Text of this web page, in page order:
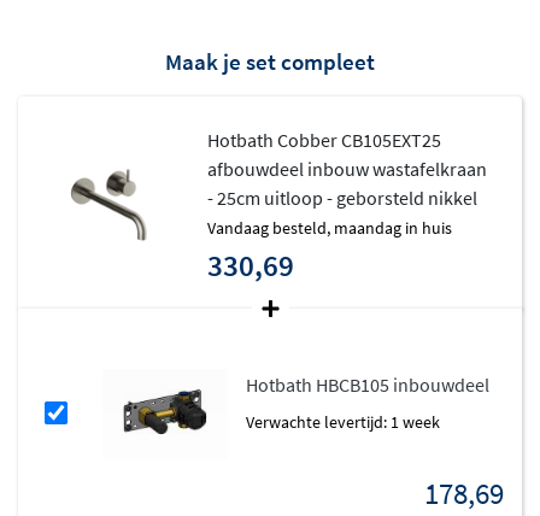
is. Dankzij de innovatieve technieken van
bespaart tijd en kosten, zowel voor u als voor de
installateur.
Net als alle producten van Hotbath, is dit afbouwdeel
zorgvuldig gecontroleerd doorBelgaqua
beroepsvereniging die toeziet op de veiligheid van
drinkwater en afvalwaterzuivering. De kraan voldoet aan
keuringscertificaat, wat kwaliteit en duurzaamheid
garandeert.
, die bekendstaat om zijn
Maak je set compleet
Hotbath Cobber CB105EXT25
afbouwdeel inbouw wastafelkraan
- 25cm uitloop - geborsteld nikkel
vandaag besteld, maandag in huis
330,69
Hotbath HBCB105 inbouwdeel
Verwachte levertijd: 1 week
178,69